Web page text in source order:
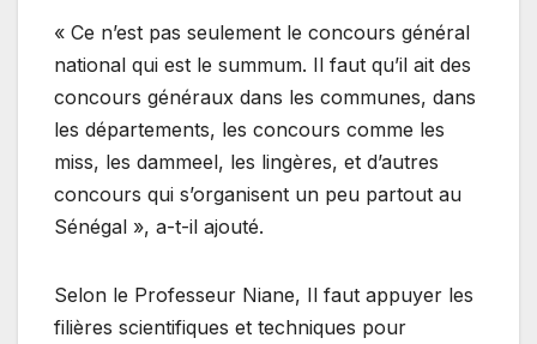
« Ce n’est pas seulement le concours général
national qui est le summum. Il faut qu’il ait des
concours généraux dans les communes, dans
les départements, les concours comme les
miss, les dammeel, les lingères, et d’autres
concours qui s’organisent un peu partout au
Sénégal », a-t-il ajouté.
Selon le Professeur Niane, Il faut appuyer les
filières scientifiques et techniques pour